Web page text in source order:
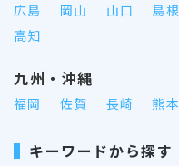
広島 岡山 山口 島根
高知
九州・沖縄
福岡 佐賀 長崎 熊本
キーワードから探す